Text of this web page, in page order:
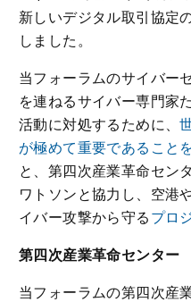
新しいデジタル取引協定
しました。
当フォーラムのサイバー
を連ねるサイバー専門家
活動に対処するために、
が極めて重要であること
と、第四次産業革命セン
ワトソンと協力し、空港
イバー攻撃から守る プロ
第四次産業革命センター
当フォーラムの第四次産